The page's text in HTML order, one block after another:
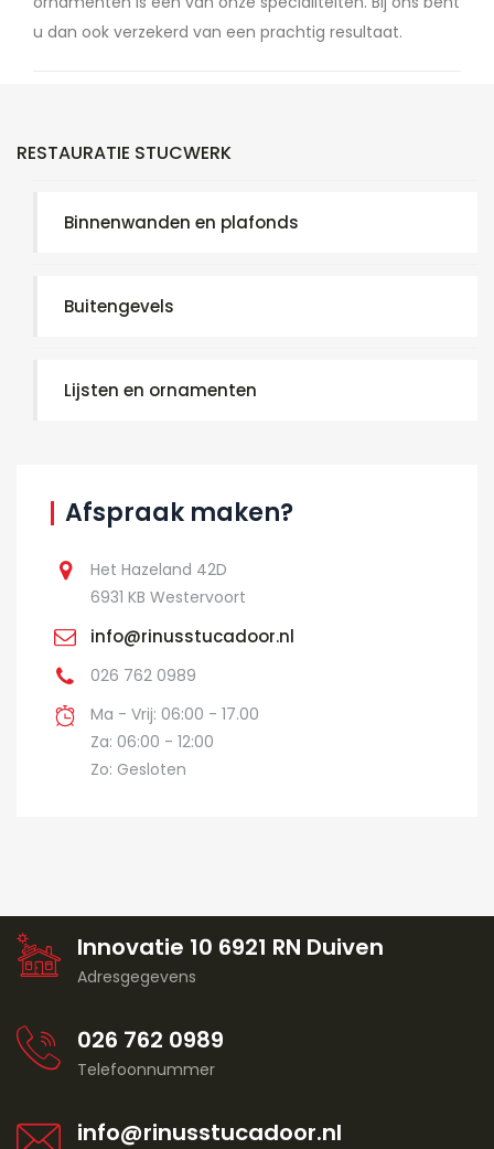
u dan ook verzekerd van een prachtig resultaat.
RESTAURATIE STUCWERK
Binnenwanden en plafonds
Buitengevels
Lijsten en ornamenten
Afspraak maken?
Het Hazeland 42D
6931 KB Westervoort
info@rinusstucadoor.nl
026 762 0989
Ma - Vrij: 06:00 - 17.00
Za: 06:00 - 12:00
Zo: Gesloten
Innovatie 10 6921 RN Duiven
Adresgegevens
026 762 0989
Telefoonnummer
info@rinusstucadoor.nl